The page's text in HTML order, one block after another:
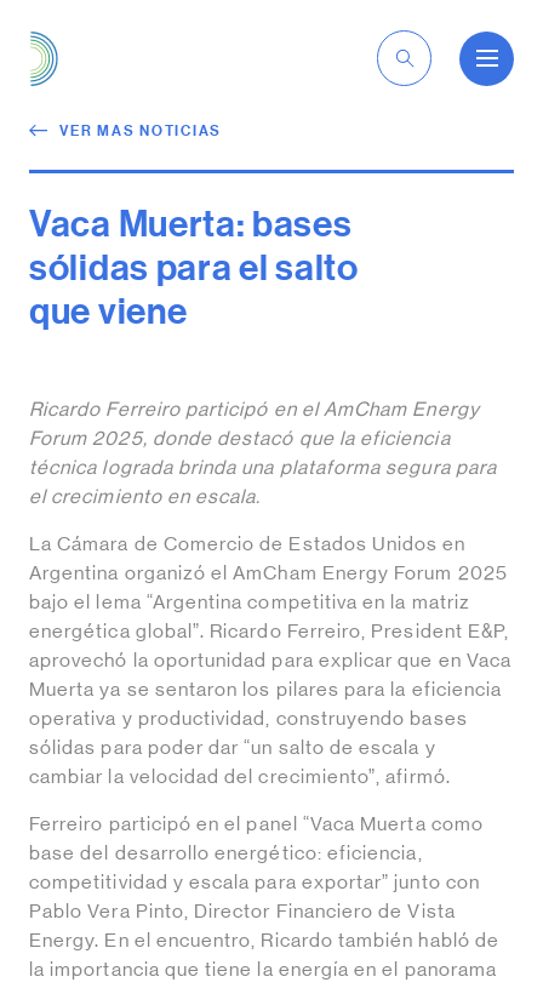
VER MAS NOTICIAS
Vaca Muerta: bases
sólidas para el salto
que viene
Ricardo Ferreiro participó en el AmCham Energy
Forum 2025, donde destacó que la eficiencia
técnica lograda brinda una plataforma segura para
el crecimiento en escala.
La Cámara de Comercio de Estados Unidos en
Argentina organizó el AmCham Energy Forum 2025
bajo el lema “Argentina competitiva en la matriz
energética global”. Ricardo Ferreiro, President E&P,
aprovechó la oportunidad para explicar que en Vaca
Muerta ya se sentaron los pilares para la eficiencia
operativa y productividad, construyendo bases
sólidas para poder dar “un salto de escala y
cambiar la velocidad del crecimiento”, afirmó.
Ferreiro participó en el panel “Vaca Muerta como
base del desarrollo energético: eficiencia,
competitividad y escala para exportar” junto con
Pablo Vera Pinto, Director Financiero de Vista
Energy. En el encuentro, Ricardo también habló de
la importancia que tiene la energía en el panorama